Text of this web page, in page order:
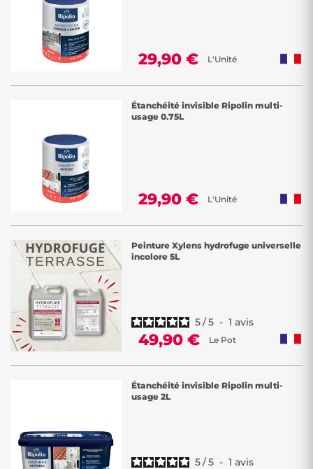
29,90 € L'Unité
Étanchéité invisible Ripolin multi-
usage 0.75L
29,90 € L'Unité
Peinture Xylens hydrofuge universelle
incolore 5L
5/5 - 1 avis
49,90 € Le Pot
Étanchéité invisible Ripolin multi-
usage 2L
5/5 - 1 avis